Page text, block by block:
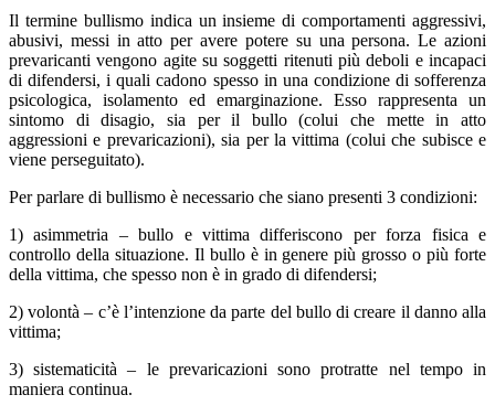
Il termine bullismo indica un insieme di comportamenti aggressivi,
abusivi, messi in atto per avere potere su una persona. Le azioni
prevaricanti vengono agite su soggetti ritenuti più deboli e incapaci
di difendersi, i quali cadono spesso in una condizione di sofferenza
psicologica, isolamento ed emarginazione. Esso rappresenta un
sintomo di disagio, sia per il bullo (colui che mette in atto
aggressioni e prevaricazioni), sia per la vittima (colui che subisce e
viene perseguitato).
Per parlare di bullismo è necessario che siano presenti 3 condizioni:
1) asimmetria – bullo e vittima differiscono per forza fisica e
controllo della situazione. Il bullo è in genere più grosso o più forte
della vittima, che spesso non è in grado di difendersi;
2) volontà – c’è l’intenzione da parte del bullo di creare il danno alla
vittima;
3) sistematicità – le prevaricazioni sono protratte nel tempo in
maniera continua.